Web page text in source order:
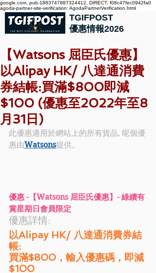
google.com, pub-1883747887324412, DIRECT, f08c47fec0942fa0
agoda-partner-site-verification: AgodaPartnerVerification.html
TGIFPOST
優惠情報2026
【Watsons 屈臣氏優惠】
以Alipay HK/ 八達通消費
券結帳:買滿$800即減
$100 (優惠至2022年至8
月31日)
此優惠適用於網站上的所有貨品, 呢個優
惠由Watsons提供。
優惠 -【Watsons 屈臣氏優惠】- 綠續有
賞星期日會員限定
優惠詳情:
以Alipay HK/ 八達通消費券結
帳:
買滿$800，輸入優惠碼，即減
$100